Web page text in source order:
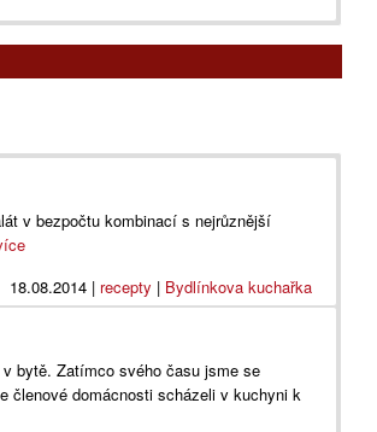
v bezpočtu kombinací s nejrůznější
18.08.2014| recepty | Bydlínkova kuchařka
bytě. Zatímco svého času jsme se
členové domácnosti scházeli v kuchyni k